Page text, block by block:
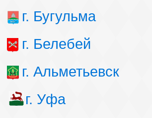
г. Бугульма
г. Белебей
г. Альметьевск
г. Уфа